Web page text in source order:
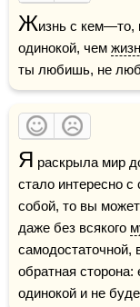
Жизнь с кем—то,
одинокой, чем
ты любишь, не
Я раскрыла мир
стало интересно
собой, то вы
даже без всякого
самодостаточной,
обратная
одинокой и не